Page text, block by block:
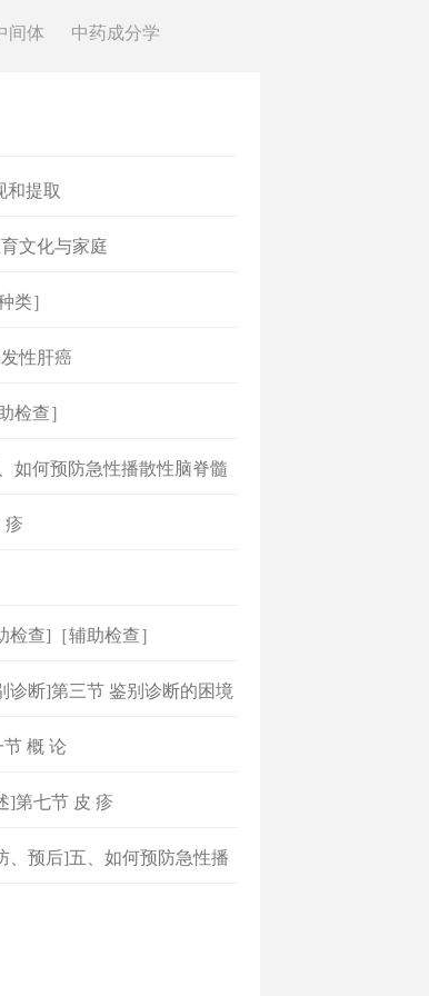
间体 中药成分学
和提取
文化与家庭
类］
性肝癌
检查］
如何预防急性播散性脑脊髓
疹
检查]［辅助检查］
诊断]第三节 鉴别诊断的困境
节 概 论
]第七节 皮 疹
、预后]五、如何预防急性播